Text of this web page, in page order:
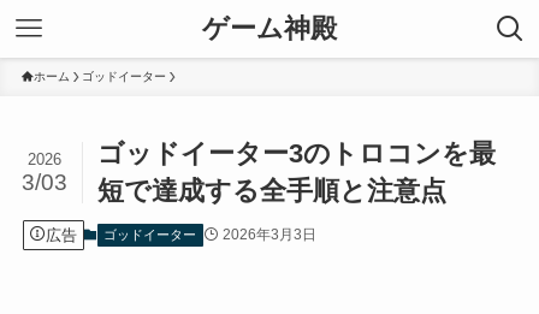
ゲーム神殿
ホーム ゴッドイーター
ゴッドイーター3のトロコンを最
短で達成する全手順と注意点
2026
3/03
広告 ゴッドイーター 2026年3月3日